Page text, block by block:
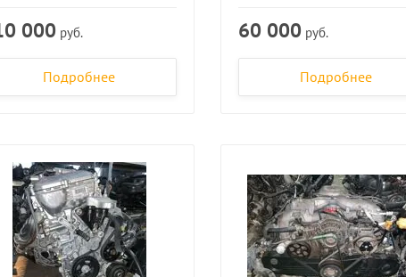
000 руб.
Подробнее
60 000 руб.
Подробнее